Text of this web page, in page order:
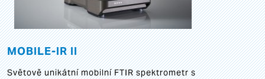
MOBILE-IR II
Světově unikátní mobilní FTIR spektrometr s